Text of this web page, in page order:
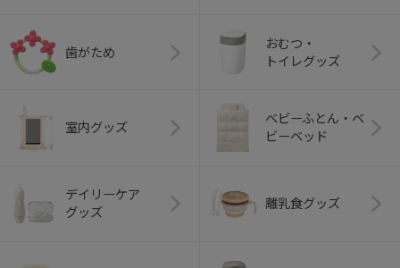
歯がため
おむつ・
トイレグッズ
室内グッズ
ベビーふとん・ベ
ビーベッド
デイリーケア
グッズ
離乳食グッズ